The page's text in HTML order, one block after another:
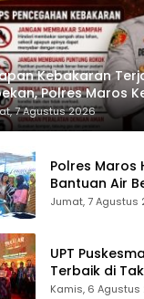
Kebakaran
Polres Maros
kepada
7 Agustus 2026
Polres Maros
Bantuan Air
Masyarakat
Jumat, 7 Agustus
UPT
Terbaik di
Bukti
Kamis, 6 Agustus